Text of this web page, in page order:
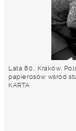
Lata 80., Kraków,
papierosów wśród
KARTA